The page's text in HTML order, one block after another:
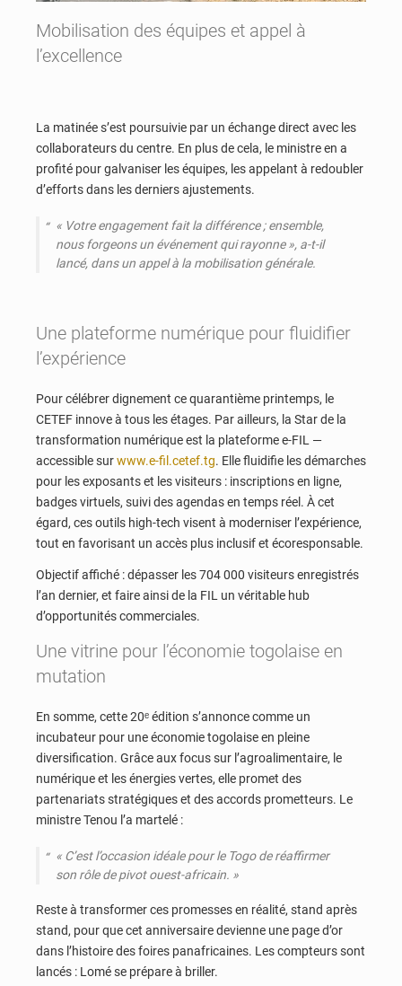
Mobilisation des équipes et appel à
l’excellence
La matinée s’est poursuivie par un échange direct avec les
collaborateurs du centre. En plus de cela, le ministre en a
profité pour galvaniser les équipes, les appelant à redoubler
d’efforts dans les derniers ajustements.
« Votre engagement fait la différence ; ensemble,
nous forgeons un événement qui rayonne», a-t-il
lancé, dans un appel à la mobilisation générale.
Une plateforme numérique pour fluidifier
l’expérience
Pour célébrer dignement ce quarantième printemps, le
CETEF innove à tous les étages. Par ailleurs, la Star de la
transformation numérique est la plateforme e-FIL —
accessible surwww.e-fil.cetef.tg. Elle fluidifie les démarches
pour les exposants et les visiteurs : inscriptions en ligne,
badges virtuels, suivi des agendas en temps réel. À cet
égard, ces outils high-tech visent à moderniser l’expérience,
tout en favorisant un accès plus inclusif et écoresponsable.
Objectif affiché : dépasser les 704 000 visiteurs enregistrés
l’an dernier, et faire ainsi de la FIL un véritable hub
d’opportunités commerciales.
Une vitrine pour l’économie togolaise en
mutation
En somme, cette 20ᵉ édition s’annonce comme un
incubateur pour une économie togolaise en pleine
diversification. Grâce aux focus sur l’agroalimentaire, le
numérique et les énergies vertes, elle promet des
partenariats stratégiques et des accords prometteurs. Le
ministre Tenou l’a martelé :
« C’est l’occasion idéale pour le Togo de réaffirmer
son rôle de pivot ouest-africain. »
Reste à transformer ces promesses en réalité, stand après
stand, pour que cet anniversaire devienne une page d’or
dans l’histoire des foires panafricaines. Les compteurs sont
lancés : Lomé se prépare à briller.